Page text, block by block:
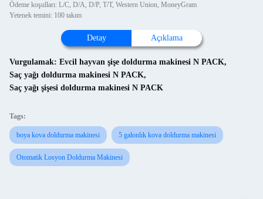
Ödeme koşulları: L/C, D/A, D/P, T/T, Western Union, MoneyGram
Yetenek temini: 100 takım
Detay Açıklama
Vurgulamak: Evcil hayvan şişe doldurma makinesi N PACK,
Saç yağı doldurma makinesi N PACK,
Saç yağı şişesi doldurma makinesi N PACK
Tags:
boya kova doldurma makinesi 5 galonlık kova doldurma makinesi
Otomatik Losyon Doldurma Makinesi